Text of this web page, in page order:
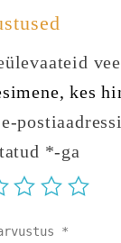
kes
*-ga